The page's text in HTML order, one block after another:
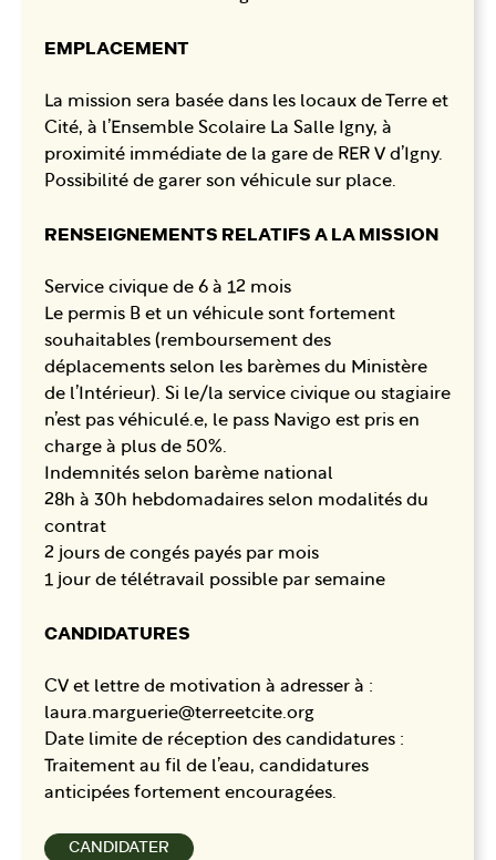
EMPLACEMENT
La mission sera basée dans les locaux de Terre et
Cité, à l’Ensemble Scolaire La Salle Igny, à
proximité immédiate de la gare de RER V d’Igny.
Possibilité de garer son véhicule sur place.
RENSEIGNEMENTS RELATIFS A LA MISSION
Service civique de 6 à 12 mois
Le permis B et un véhicule sont fortement
souhaitables (remboursement des
déplacements selon les barèmes du Ministère
de l’Intérieur). Si le/la service civique ou stagiaire
n’est pas véhiculé.e, le pass Navigo est pris en
charge à plus de 50%.
Indemnités selon barème national
28h à 30h hebdomadaires selon modalités du
contrat
2 jours de congés payés par mois
1 jour de télétravail possible par semaine
CANDIDATURES
CV et lettre de motivation à adresser à :
laura.marguerie@terreetcite.org
Date limite de réception des candidatures :
Traitement au fil de l’eau, candidatures
anticipées fortement encouragées.
CANDIDATER